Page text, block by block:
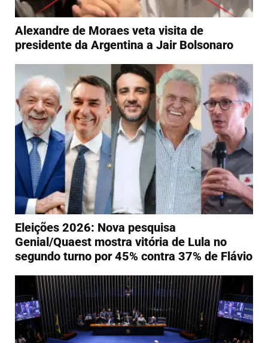
Alexandre de Moraes veta visita de
presidente da Argentina a Jair Bolsonaro
Eleições 2026: Nova pesquisa
Genial/Quaest mostra vitória de Lula no
segundo turno por 45% contra 37% de Flávio